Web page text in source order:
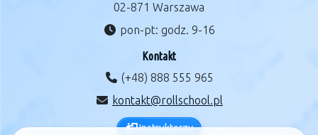
02-871 Warszawa
pon-pt: godz. 9-16
Kontakt
(+48) 888 555 965
kontakt@rollschool.pl
Instruktorzy